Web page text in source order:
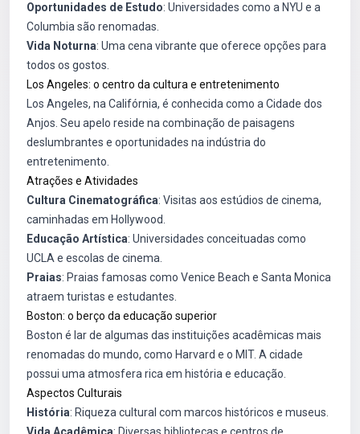
Oportunidades de Estudo: Universidades como a NYU e a
Columbia são renomadas.
Vida Noturna: Uma cena vibrante que oferece opções para
todos os gostos.
Los Angeles: o centro da cultura e entretenimento
Los Angeles, na Califórnia, é conhecida como a Cidade dos
Anjos. Seu apelo reside na combinação de paisagens
deslumbrantes e oportunidades na indústria do
entretenimento.
Atrações e Atividades
Cultura Cinematográfica: Visitas aos estúdios de cinema,
caminhadas em Hollywood.
Educação Artística: Universidades conceituadas como
UCLA e escolas de cinema.
Praias: Praias famosas como Venice Beach e Santa Monica
atraem turistas e estudantes.
Boston: o berço da educação superior
Boston é lar de algumas das instituições acadêmicas mais
renomadas do mundo, como Harvard e o MIT. A cidade
possui uma atmosfera rica em história e educação.
Aspectos Culturais
História: Riqueza cultural com marcos históricos e museus.